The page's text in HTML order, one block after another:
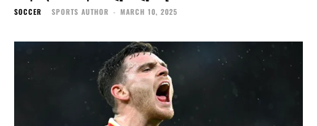
SOCCER SPORTS AUTHOR - MARCH 10, 2025